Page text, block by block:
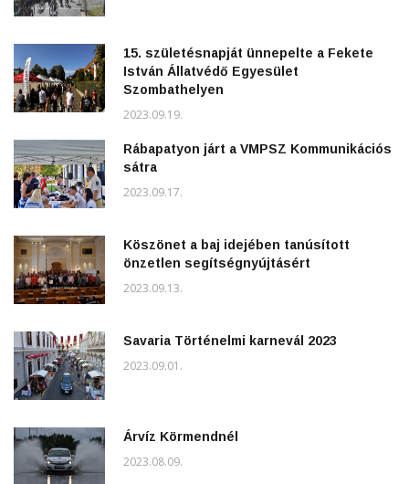
15. születésnapját ünnepelte a Fekete
István Állatvédő Egyesület
Szombathelyen
2023.09.19.
Rábapatyon járt a VMPSZ Kommunikációs
sátra
2023.09.17.
Köszönet a baj idejében tanúsított
önzetlen segítségnyújtásért
2023.09.13.
Savaria Történelmi karnevál 2023
2023.09.01.
Árvíz Körmendnél
2023.08.09.